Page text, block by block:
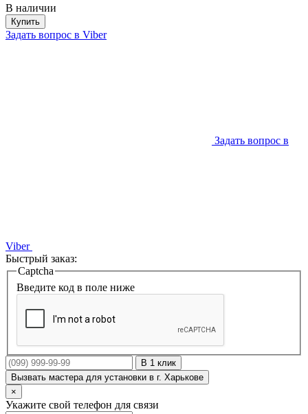
В наличии
Купить
Задать вопрос в Viber
Задать вопрос в
Viber
Быстрый заказ:
Captcha
Введите код в поле ниже
В 1 клик
Вызвать мастера для установки в г. Харькове
×
Укажите свой телефон для связи